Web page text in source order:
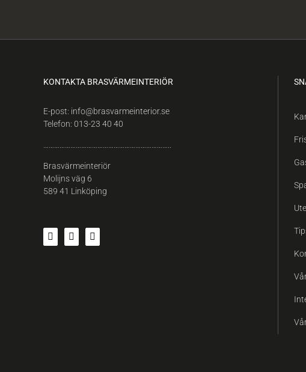
KONTAKTA BRASVÄRMEINTERIÖR
E-post: info@brasvarmeinterior.se
Telefon: 013-23 40 40
……………………………………………………………..
Brasvärmeinteriör
Molijns väg 6
589 41 Linköping